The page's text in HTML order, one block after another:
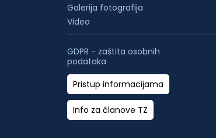
Galerija fotografija
Video
GDPR - zaštita osobnih
podataka
Pristup informacijama
Info za članove TZ